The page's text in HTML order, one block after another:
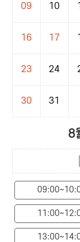
09 10
16 17
23 24
30 31
8